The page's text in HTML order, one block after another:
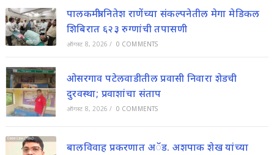
पालकमंत्री नितेश राणेंच्या संकल्पनेतील मेगा मेडिकल
शिबिरात ६२३ रुग्णांची तपासणी
ऑगस्ट 8, 2026 / 0 COMMENTS
ओसरगाव पटेलवाडीतील प्रवासी निवारा शेडची
दुरवस्था; प्रवाशांचा संताप
ऑगस्ट 8, 2026 / 0 COMMENTS
बालविवाह प्रकरणात अॅड. अशपाक शेख यांच्या